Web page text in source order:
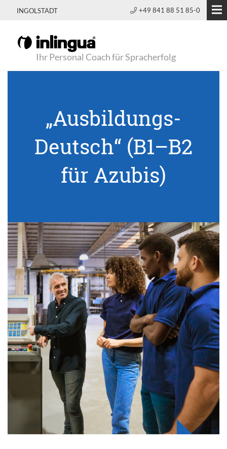
INGOLSTADT +49 841 88 51 85-0
Ihr Personal Coach für Spracherfolg
„Ausbildungs-
Deutsch“ (B1–B2
für Azubis)